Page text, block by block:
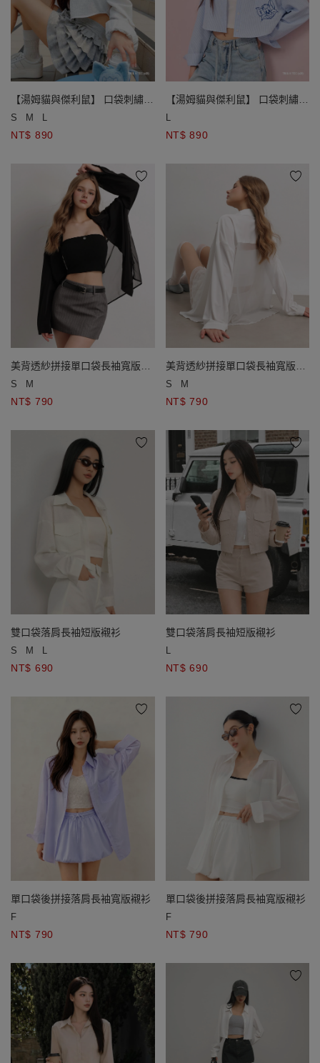
【湯姆貓與傑利鼠】 口袋刺繡條
紋泡泡紗短版襯衫
S M L
NT$ 890
【湯姆貓與傑利鼠】 口袋刺繡條
紋泡泡紗短版襯衫
L
NT$ 890
美背透紗拼接單口袋長袖寬版襯
衫
S M
NT$ 790
美背透紗拼接單口袋長袖寬版襯
衫
S M
NT$ 790
雙口袋落肩長袖短版襯衫
S M L
NT$ 690
雙口袋落肩長袖短版襯衫
L
NT$ 690
單口袋後拼接落肩長袖寬版襯衫
F
NT$ 790
單口袋後拼接落肩長袖寬版襯衫
F
NT$ 790